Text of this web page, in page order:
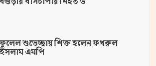
ফুলেল শুভেচ্ছায় শিক্ত হলেন ফখরুল
ইসলাম এমপি